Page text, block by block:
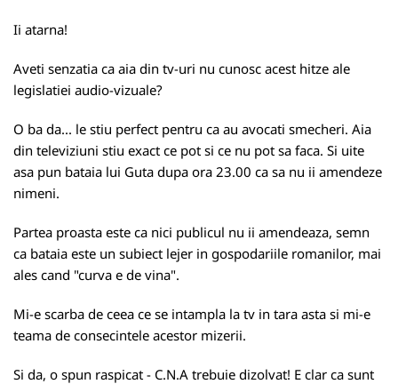
Ii atarna!
Aveti senzatia ca aia din tv-uri nu cunosc acest hitze ale
legislatiei audio-vizuale?
O ba da... le stiu perfect pentru ca au avocati smecheri. Aia
din televiziuni stiu exact ce pot si ce nu pot sa faca. Si uite
asa pun bataia lui Guta dupa ora 23.00 ca sa nu ii amendeze
nimeni.
Partea proasta este ca nici publicul nu ii amendeaza, semn
ca bataia este un subiect lejer in gospodariile romanilor, mai
ales cand "curva e de vina".
Mi-e scarba de ceea ce se intampla la tv in tara asta si mi-e
teama de consecintele acestor mizerii.
Si da, o spun raspicat - C.N.A trebuie dizolvat! E clar ca sunt